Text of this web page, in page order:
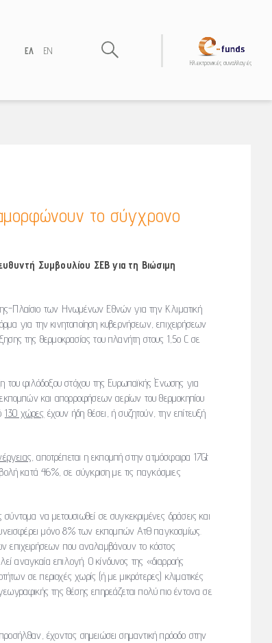
ΕΛ EN
Hλεκτρονικές συναλλαγές
το σύγχρονο
Συμβουλίου ΣΕΒ για τη Βιώσιμη
Πλαίσιο των Ηνωμένων Εθνών για την Κλιματική
για την κινητοποίηση κυβερνήσεων, επιχειρήσεων
της θερμοκρασίας του πλανήτη στους 1,5ο C σε
του φιλόδοξου στόχου της Ευρωπαϊκής Ένωσης για
εκπομπών και απορροφήσεων αερίων του θερμοκηπίου
130 χώρες έχουν ήδη θέσει, ή συζητούν, την επίτευξή
, αποτρέπεται η εκπομπή στην ατμόσφαιρα 17Gt
κατά 46%, σε σύγκριση με τις παγκόσμιες
να μετουσιωθεί σε συγκεκριμένες δράσεις και
μόνο 8% των εκπομπών ΑτΘ παγκοσμίως.
επιχειρήσεων που αναλαμβάνουν το κόστος
αναγκαία επιλογή. Ο κίνδυνος της «διαρροής
σε περιοχές χωρίς (ή με μικρότερες) κλιματικές
της θέσης επηρεάζεται πολύ πιο έντονα σε
έχοντας σημειώσει σημαντική πρόοδο στην